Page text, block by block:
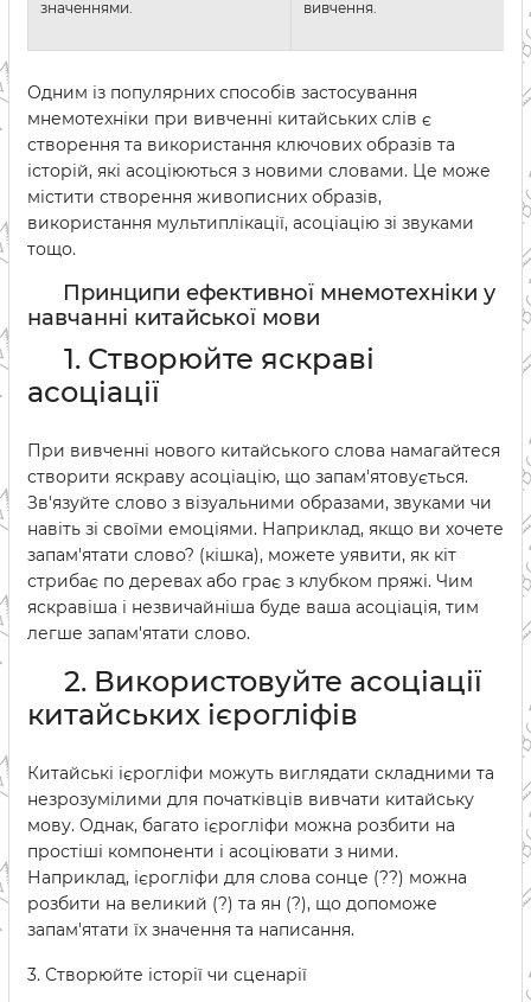
значеннями. вивчення.
Одним із популярних способів застосування
мнемотехніки при вивченні китайських слів є
створення та використання ключових образів та
історій, які асоціюються з новими словами. Це може
містити створення живописних образів,
використання мультиплікації, асоціацію зі звуками
тощо.
Принципи ефективної мнемотехніки у
навчанні китайської мови
1. Створюйте яскраві
асоціації
При вивченні нового китайського слова намагайтеся
створити яскраву асоціацію, що запам'ятовується.
Зв'язуйте слово з візуальними образами, звуками чи
навіть зі своїми емоціями. Наприклад, якщо ви хочете
запам'ятати слово? (кішка), можете уявити, як кіт
стрибає по деревах або грає з клубком пряжі. Чим
яскравіша і незвичайніша буде ваша асоціація, тим
легше запам'ятати слово.
2. Використовуйте асоціації
китайських ієрогліфів
Китайські ієрогліфи можуть виглядати складними та
незрозумілими для початківців вивчати китайську
мову. Однак, багато ієрогліфи можна розбити на
простіші компоненти і асоціювати з ними.
Наприклад, ієрогліфи для слова сонце (??) можна
розбити на великий (?) та ян (?), що допоможе
запам'ятати їх значення та написання.
3. Створюйте історії чи сценарії